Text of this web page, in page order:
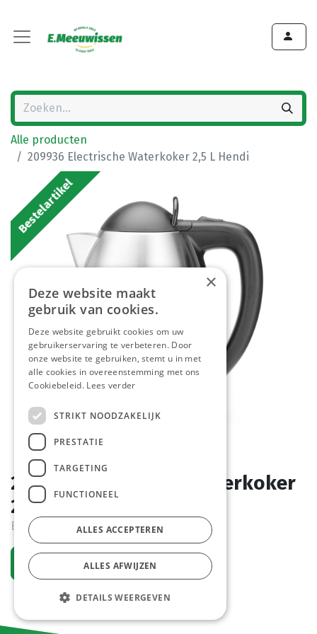
Alle producten
209936 Electrische Waterkoker 2,5 L Hendi
Bestelartikel
209936 Electrische Waterkoker
2,5 L Hendi
Bestelartikel
Vraag een account aan
×
Deze website maakt
gebruik van cookies.
Deze website gebruikt cookies om uw
gebruikerservaring te verbeteren. Door
onze website te gebruiken, stemt u in met
alle cookies in overeenstemming met ons
Cookiebeleid. Lees verder
STRIKT NOODZAKELIJK
PRESTATIE
TARGETING
FUNCTIONEEL
ALLES ACCEPTEREN
ALLES AFWIJZEN
DETAILS WEERGEVEN